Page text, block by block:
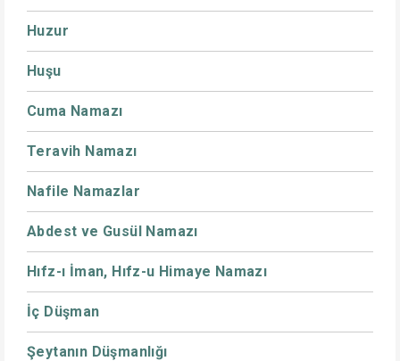
Huzur
Huşu
Cuma Namazı
Teravih Namazı
Nafile Namazlar
Abdest ve Gusül Namazı
Hıfz-ı İman, Hıfz-u Himaye Namazı
İç Düşman
Şeytanın Düşmanlığı